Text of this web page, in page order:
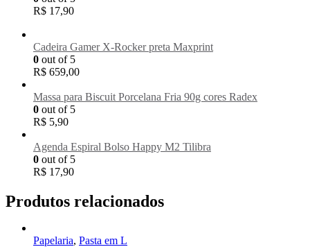
R$ 17,90
Cadeira Gamer X-Rocker preta Maxprint
0 out of 5
R$ 659,00
Massa para Biscuit Porcelana Fria 90g cores Radex
0 out of 5
R$ 5,90
Agenda Espiral Bolso Happy M2 Tilibra
0 out of 5
R$ 17,90
Produtos relacionados
Papelaria, Pasta em L